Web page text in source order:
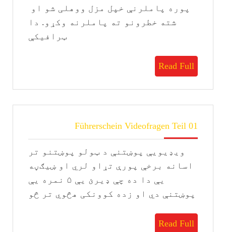
پوره پاملرنې خپل مزل ووهلی شو او
شته خطرونو ته پاملرنه وکړو. دا
ټرافیکې
Read Full
Read
Full
Führerschein Videofragen Teil 01
Führerschein
01
ویډیویې پوښتنې د ټولو پوښتنو تر
اسانه برخې پورې تړاو لري او ښيګڼه
یې دا ده چې ډیرئ يې ۵ نمره یې
پوښتنې دي او زده کوونکی هڅوي تر څو
Read Full
Read